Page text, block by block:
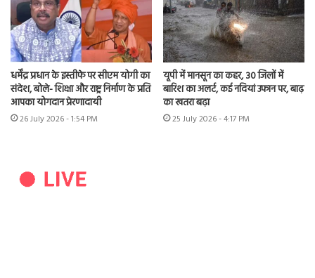
धर्मेंद्र प्रधान के इस्तीफे पर सीएम योगी का
संदेश, बोले- शिक्षा और राष्ट्र निर्माण के प्रति
आपका योगदान प्रेरणादायी
26 July 2026 - 1:54 PM
यूपी में मानसून का कहर, 30 जिलों में
बारिश का अलर्ट, कई नदियां उफान पर, बाढ़
का खतरा बढ़ा
25 July 2026 - 4:17 PM